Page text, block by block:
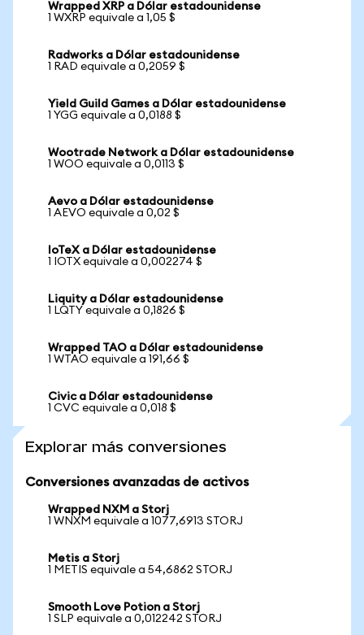
Wrapped XRP a Dólar estadounidense
1 WXRP equivale a 1,05 $
Radworks a Dólar estadounidense
1 RAD equivale a 0,2059 $
Yield Guild Games a Dólar estadounidense
1 YGG equivale a 0,0188 $
Wootrade Network a Dólar estadounidense
1 WOO equivale a 0,0113 $
Aevo a Dólar estadounidense
1 AEVO equivale a 0,02 $
IoTeX a Dólar estadounidense
1 IOTX equivale a 0,002274 $
Liquity a Dólar estadounidense
1 LQTY equivale a 0,1826 $
Wrapped TAO a Dólar estadounidense
1 WTAO equivale a 191,66 $
Civic a Dólar estadounidense
1 CVC equivale a 0,018 $
Explorar más conversiones
Conversiones avanzadas de activos
Wrapped NXM a Storj
1 WNXM equivale a 1077,6913 STORJ
Metis a Storj
1 METIS equivale a 54,6862 STORJ
Smooth Love Potion a Storj
1 SLP equivale a 0,012242 STORJ